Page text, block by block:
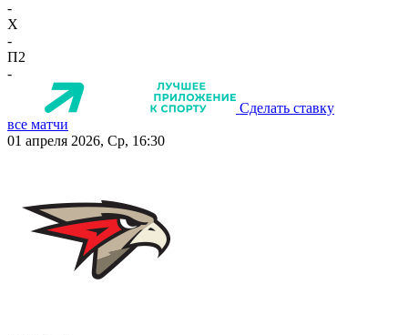
-
X
-
П2
-
Сделать ставку
все матчи
01 апреля 2026, Ср, 16:30